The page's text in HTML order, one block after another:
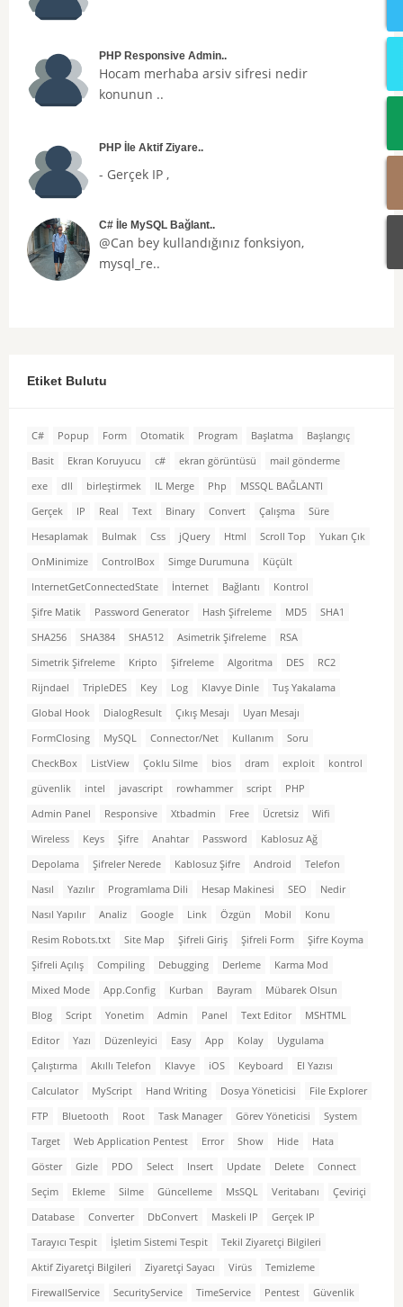
PHP Responsive Admin..
Hocam merhaba arsiv sifresi nedir
konunun ..
PHP İle Aktif Ziyare..
- Gerçek IP ,
C# İle MySQL Bağlant..
@Can bey kullandığınız fonksiyon,
mysql_re..
Etiket Bulutu
C# Popup Form Otomatik Program Başlatma
Başlangıç
Basit
Ekran Koruyucu c# ekran görüntüsü
mail gönderme
exe
dll birleştirmek IL Merge Php
MSSQL BAĞLANTI
Gerçek
IP Real Text Binary Convert Çalışma
Süre
Hesaplamak
Bulmak Css jQuery Html Scroll Top
Yukarı Çık
OnMinimize
ControlBox Simge Durumuna
Küçült
InternetGetConnectedState
İnternet Bağlantı
Kontrol
Şifre Matik
Password Generator Hash Şifreleme MD5
SHA1
SHA256
SHA384 SHA512 Asimetrik Şifreleme
RSA
Simetrik Şifreleme
Kripto Şifreleme Algoritma DES
RC2
Rijndael
TripleDES Key Log Klavye Dinle
Tuş Yakalama
Global Hook
DialogResult Çıkış Mesajı
Uyarı Mesajı
FormClosing
MySQL Connector/Net Kullanım
Soru
CheckBox
ListView Çoklu Silme bios dram exploit
kontrol
güvenlik
intel javascript rowhammer script
PHP
Admin Panel
Responsive Xtbadmin Free Ücretsiz
Wifi
Wireless
Keys Şifre Anahtar Password
Kablosuz Ağ
Depolama
Şifreler Nerede Kablosuz Şifre Android
Telefon
Nasıl
Yazılır Programlama Dili Hesap Makinesi SEO
Nedir
Nasıl Yapılır
Analiz Google Link Özgün Mobil
Konu
Resim Robots.txt
Site Map Şifreli Giriş Şifreli Form
Şifre Koyma
Şifreli Açılış
Compiling Debugging Derleme
Karma Mod
Mixed Mode
App.Config Kurban Bayram
Mübarek Olsun
Blog
Script Yonetim Admin Panel Text Editor
MSHTML
Editor
Yazı Düzenleyici Easy App Kolay
Uygulama
Çalıştırma
Akıllı Telefon Klavye iOS Keyboard
El Yazısı
Calculator
MyScript Hand Writing Dosya Yöneticisi
File Explorer
FTP
Bluetooth Root Task Manager Görev Yöneticisi
System
Target
Web Application Pentest Error Show Hide
Hata
Göster
Gizle PDO Select Insert Update Delete
Connect
Seçim
Ekleme Silme Güncelleme MsSQL Veritabanı
Çeviriçi
Database
Converter DbConvert Maskeli IP
Gerçek IP
Tarayıcı Tespit
İşletim Sistemi Tespit
Tekil Ziyaretçi Bilgileri
Aktif Ziyaretçi Bilgileri
Ziyaretçi Sayacı Virüs
Temizleme
FirewallService
SecurityService TimeService Pentest
Güvenlik